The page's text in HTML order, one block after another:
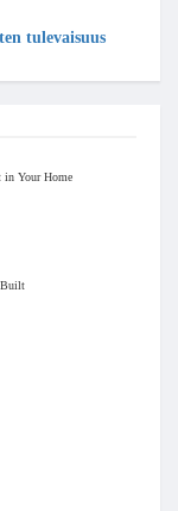
tulevaisuus
in Your Home
Built